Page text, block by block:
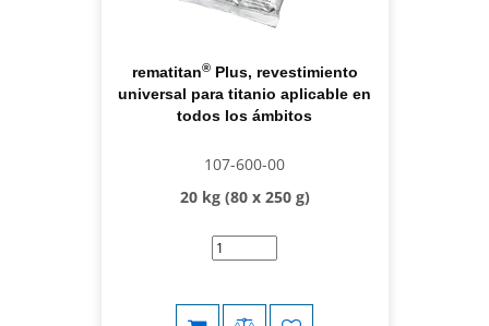
rematitan®Plus, revestimiento
universal para titanio aplicable en
todos los ámbitos
107-600-00
20 kg (80 x 250 g)